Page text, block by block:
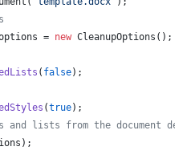
= new CleanupOptions ();
( false);
(true);
lists from the document
);